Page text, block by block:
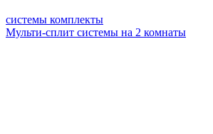
системы комплекты
Мульти-сплит системы на 2 комнаты